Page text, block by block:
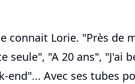
connait Lorie. "Près de
seule", "A 20 ans", "J'ai
end"... Avec ses tubes